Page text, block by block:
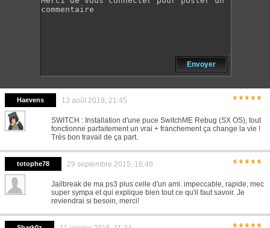
Envoyer
Haevens 13 août 2019, 21:45 *****
SWITCH : Installation d'une puce SwitchME Rebug (SX OS), tout
fonctionne parfaitement un vrai + franchement ça change la vie !
Très bon travail de ça part.
totophe78 29 septembre 2015, 16:46 *****
Jailbreak de ma ps3 plus celle d'un ami. impeccable, rapide, mec
super sympa et qui explique bien tout ce qu'il faut savoir. Je
reviendrai si besoin, merci!